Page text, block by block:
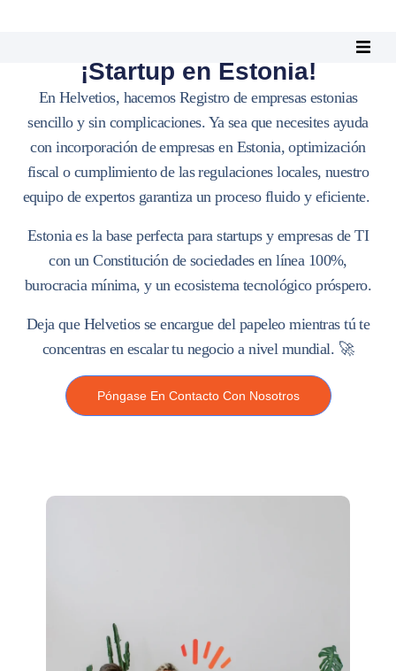
¡Startup en Estonia!
En Helvetios, hacemos Registro de empresas estonias
sencillo y sin complicaciones. Ya sea que necesites ayuda
conincorporación de empresas en Estonia, optimización
fiscal o cumplimiento de las regulaciones locales, nuestro
equipo de expertos garantiza un proceso fluido y eficiente.
Estonia es la base perfecta para startups y empresas de TI
con unConstitución de sociedades en línea 100%,
burocracia mínima, y un ecosistema tecnológico próspero.
Deja que Helvetios se encargue del papeleo mientras tú te
concentras en escalar tu negocio a nivel mundial. 🚀
Póngase En Contacto Con Nosotros